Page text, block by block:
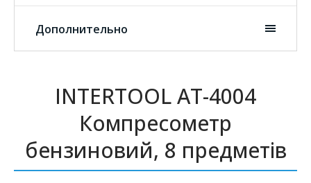
Дополнительно
INTERTOOL AT-4004
Компресометр
бензиновий, 8 предметів